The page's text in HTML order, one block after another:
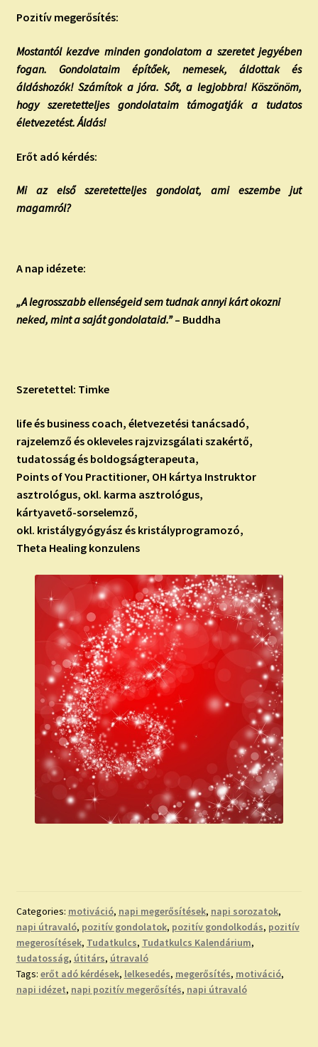
Pozitív megerősítés:
Mostantól kezdve minden gondolatom a szeretet jegyében
fogan. Gondolataim építőek, nemesek, áldottak és
áldáshozók! Számítok a jóra. Sőt, a legjobbra! Köszönöm,
hogy szeretetteljes gondolataim támogatják a tudatos
életvezetést. Áldás!
Erőt adó kérdés:
Mi az első szeretetteljes gondolat, ami eszembe jut
magamról?
A nap idézete:
„A legrosszabb ellenségeid sem tudnak annyi kárt okozni
neked, mint a saját gondolataid.” – Buddha
Szeretettel: Timke
life és business coach, életvezetési tanácsadó,
rajzelemző és okleveles rajzvizsgálati szakértő,
tudatosság és boldogságterapeuta,
Points of You Practitioner, OH kártya Instruktor
asztrológus, okl. karma asztrológus,
kártyavető-sorselemző,
okl. kristálygyógyász és kristályprogramozó,
Theta Healing konzulens
Categories: motiváció, napi megerősítések, napi sorozatok,
napi útravaló, pozitív gondolatok, pozitív gondolkodás, pozitív
megerosítések, Tudatkulcs, Tudatkulcs Kalendárium,
tudatosság, útitárs, útravaló
Tags: erőt adó kérdések, lelkesedés, megerősítés, motiváció,
napi idézet, napi pozitív megerősítés, napi útravaló